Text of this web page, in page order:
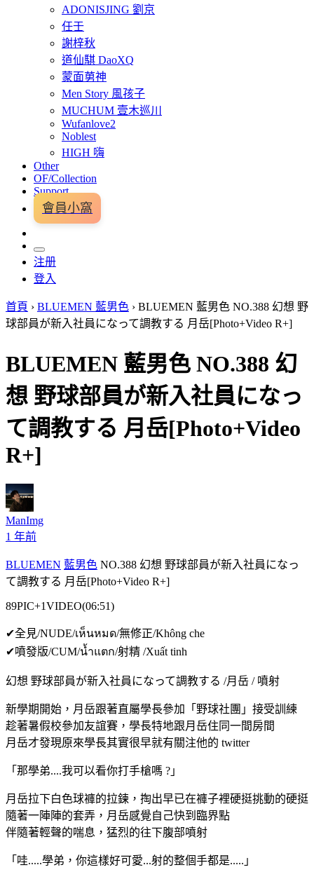
ADONISJING 劉京
任壬
謝梓秋
道仙騏 DaoXQ
蒙面莮神
Men Story 風孩子
MUCHUM 壹木巡川
Wufanlove2
Noblest
HIGH 嗨
Other
OF/Collection
Support
會員小窩
注册
登入
首頁 › BLUEMEN 藍男色 › BLUEMEN 藍男色 NO.388 幻想 野
球部員が新入社員になって調教する 月岳[Photo+Video R+]
BLUEMEN 藍男色 NO.388 幻
想 野球部員が新入社員になっ
て調教する 月岳[Photo+Video
R+]
ManImg
1 年前
BLUEMEN 藍男色 NO.388 幻想 野球部員が新入社員になっ
て調教する 月岳[Photo+Video R+]
89PIC+1VIDEO(06:51)
✔全見/NUDE/เห็นหมด/無修正/Không che
✔噴發版/CUM/น้ำแตก/射精 /Xuất tinh
幻想 野球部員が新入社員になって調教する /月岳 / 噴射
新學期開始，月岳跟著直屬學長參加「野球社團」接受訓練
趁著暑假校參加友誼賽，學長特地跟月岳住同一間房間
月岳才發現原來學長其實很早就有關注他的 twitter
「那學弟....我可以看你打手槍嗎 ?」
月岳拉下白色球褲的拉鍊，掏出早已在褲子裡硬挺挑動的硬挺
隨著一陣陣的套弄，月岳感覺自己快到臨界點
伴隨著輕聲的喘息，猛烈的往下腹部噴射
「哇.....學弟，你這樣好可愛...射的整個手都是.....」